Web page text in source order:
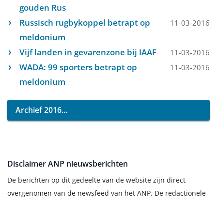
gouden Rus
Russisch rugbykoppel betrapt op
meldonium
11-03-2016
Vijf landen in gevarenzone bij IAAF 11-03-2016
WADA: 99 sporters betrapt op
meldonium
11-03-2016
Archief 2016
Disclaimer ANP nieuwsberichten
De berichten op dit gedeelte van de website zijn direct
overgenomen van de newsfeed van het ANP. De redactionele